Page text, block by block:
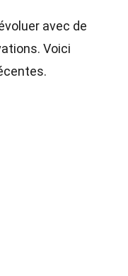
avec de
Voici